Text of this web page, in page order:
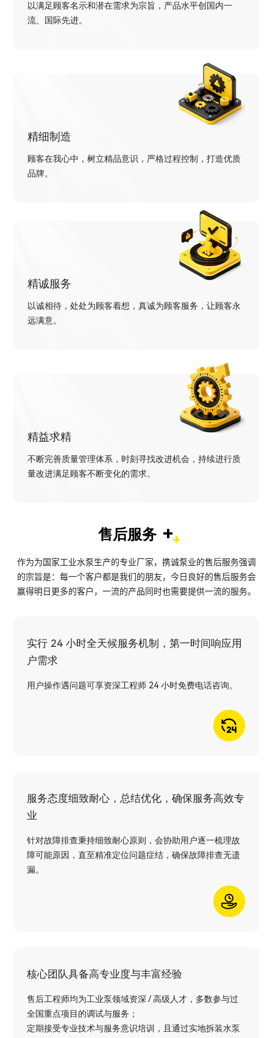
以满足顾客名示和潜在需求为宗旨，产品水平创国内一
流、国际先进。
精细制造
顾客在我心中，树立精品意识，严格过程控制，打造优质
品牌。
精诚服务
以诚相待，处处为顾客着想，真诚为顾客服务，让顾客永
远满意。
精益求精
不断完善质量管理体系，时刻寻找改进机会，持续进行质
量改进满足顾客不断变化的需求。
售后服务 +
作为为国家工业水泵生产的专业厂家，携诚泵业的售后服务强调
的宗旨是：每一个客户都是我们的朋友，今日良好的售后服务会
赢得明日更多的客户，一流的产品同时也需要提供一流的服务。
实行 24 小时全天候服务机制，第一时间响应用
户需求
用户操作遇问题可享资深工程师 24 小时免费电话咨询。
服务态度细致耐心，总结优化，确保服务高效专
业
针对故障排查秉持细致耐心原则，会协助用户逐一梳理故
障可能原因，直至精准定位问题症结，确保故障排查无遗
漏。
核心团队具备高专业度与丰富经验
售后工程师均为工业泵领域资深 / 高级人才，多数参与过
全国重点项目的调试与服务；
定期接受专业技术与服务意识培训，且通过实地拆装水泵